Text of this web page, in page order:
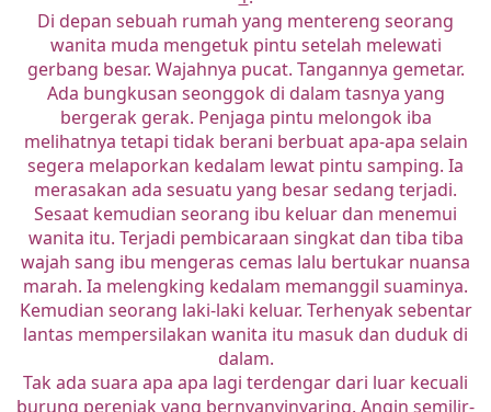
Di depan sebuah rumah yang mentereng seorang
wanita muda mengetuk pintu setelah melewati
gerbang besar. Wajahnya pucat. Tangannya gemetar.
Ada bungkusan seonggok di dalam tasnya yang
bergerak gerak. Penjaga pintu melongok iba
melihatnya tetapi tidak berani berbuat apa-apa selain
segera melaporkan kedalam lewat pintu samping. Ia
merasakan ada sesuatu yang besar sedang terjadi.
Sesaat kemudian seorang ibu keluar dan menemui
wanita itu. Terjadi pembicaraan singkat dan tiba tiba
wajah sang ibu mengeras cemas lalu bertukar nuansa
marah. Ia melengking kedalam memanggil suaminya.
Kemudian seorang laki-laki keluar. Terhenyak sebentar
lantas mempersilakan wanita itu masuk dan duduk di
dalam.
Tak ada suara apa apa lagi terdengar dari luar kecuali
burung perenjak yang bernyanyinyaring. Angin semilir-